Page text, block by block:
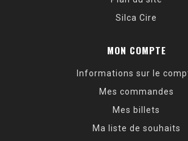
Silca Cire
MON COMPTE
Informations sur le
Mes commandes
Mes billets
Ma liste de souhaits